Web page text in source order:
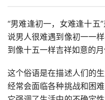
“男难逢初一，女难逢十五
说男人很难遇到像初一一
到像十五一样吉祥如意的月
这个俗语是在描述人们的
经常会面临各种挑战和困